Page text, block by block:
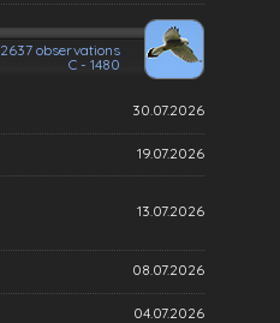
2637 observations
C - 1480
30.07.2026
19.07.2026
13.07.2026
08.07.2026
04.07.2026